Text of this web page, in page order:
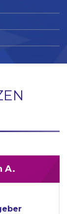
A.